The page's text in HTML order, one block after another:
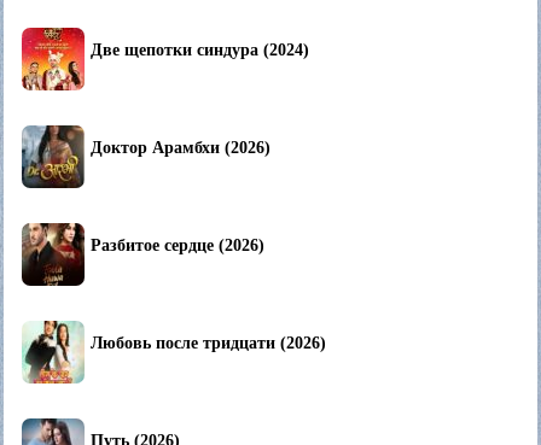
Две щепотки синдура (2024)
Доктор Арамбхи (2026)
Разбитое сердце (2026)
Любовь после тридцати (2026)
Путь (2026)